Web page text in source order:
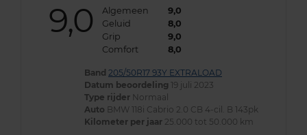
9,0 Algemeen
9,0
Geluid
8,0
Grip
9,0
Comfort
8,0
Band 205/50R17 93Y EXTRALOAD
Datum beoordeling 19 juli 2023
Type rijder Normaal
Auto BMW 118i Cabrio 2.0 CB 4-cil. B 143pk
Kilometer per jaar 25.000 tot 50.000 km